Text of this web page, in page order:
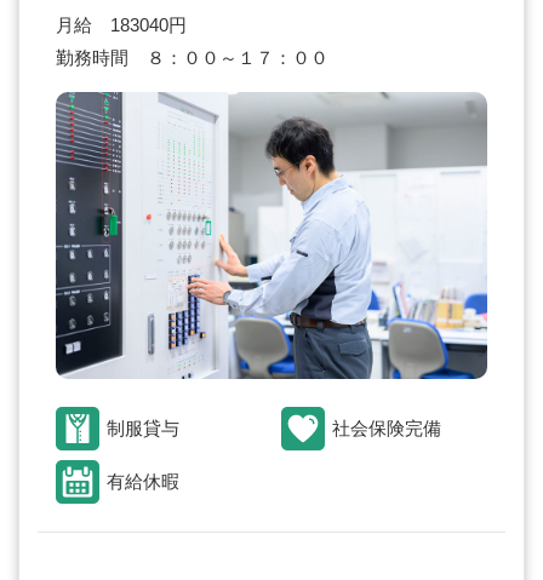
月給 183040円
勤務時間 ８：００～１７：００
制服貸与 社会保険完備
有給休暇